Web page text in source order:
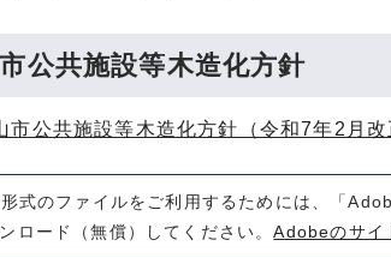
公共施設等木造化方針
市公共施設等木造化方針（令和7年2月
式のファイルをご利用するためには、「
ロード（無償）してください。Adobeのサイ